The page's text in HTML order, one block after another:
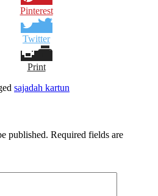
Pinterest
Twitter
Print
sajadah kartun
published. Required fields are